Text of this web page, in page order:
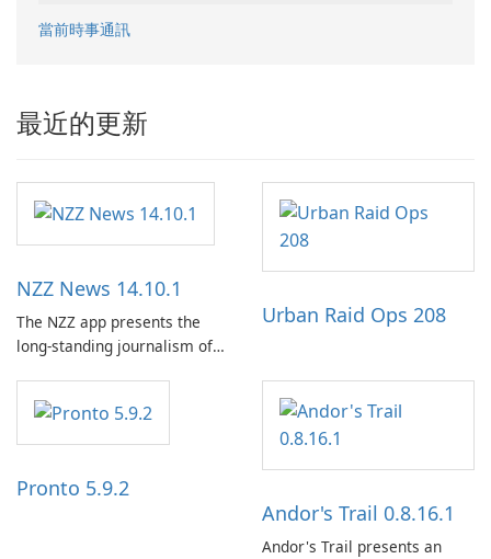
當前時事通訊
最近的更新
NZZ News 14.10.1
The NZZ app presents the
long-standing journalism of
and a liberal outlook that
embraces diverse opinion.
Urban Raid Ops 208
Pronto 5.9.2
Andor's Trail 0.8.16.1
Andor's Trail presents an